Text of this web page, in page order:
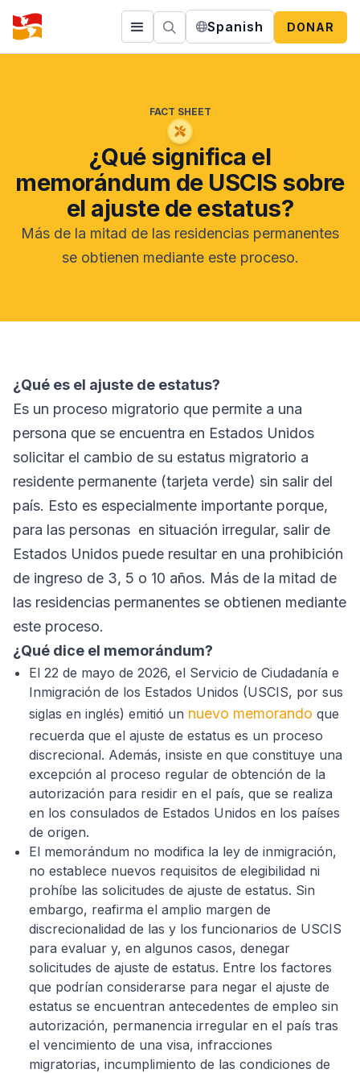
Spanish DONAR
FACT SHEET
¿Qué significa el
memorándum de USCIS sobre
el ajuste de estatus?
Más de la mitad de las residencias permanentes
se obtienen mediante este proceso.
¿Qué es el ajuste de estatus?
Es un proceso migratorio que permite a una
persona que se encuentra en Estados Unidos
solicitar el cambio de su estatus migratorio a
residente permanente (tarjeta verde) sin salir del
país. Esto es especialmente importante porque,
para las personas en situación irregular, salir de
Estados Unidos puede resultar en una prohibición
de ingreso de 3, 5 o 10 años. Más de la mitad de
las residencias permanentes se obtienen mediante
este proceso.
¿Qué dice el memorándum?
El 22 de mayo de 2026, el Servicio de Ciudadanía e
Inmigración de los Estados Unidos (USCIS, por sus
siglas en inglés) emitió un nuevo memorando que
recuerda que el ajuste de estatus es un proceso
discrecional. Además, insiste en que constituye una
excepción al proceso regular de obtención de la
autorización para residir en el país, que se realiza
en los consulados de Estados Unidos en los países
de origen.
El memorándum no modifica la ley de inmigración,
no establece nuevos requisitos de elegibilidad ni
prohíbe las solicitudes de ajuste de estatus. Sin
embargo, reafirma el amplio margen de
discrecionalidad de las y los funcionarios de USCIS
para evaluar y, en algunos casos, denegar
solicitudes de ajuste de estatus. Entre los factores
que podrían considerarse para negar el ajuste de
estatus se encuentran antecedentes de empleo sin
autorización, permanencia irregular en el país tras
el vencimiento de una visa, infracciones
migratorias, incumplimiento de las condiciones de